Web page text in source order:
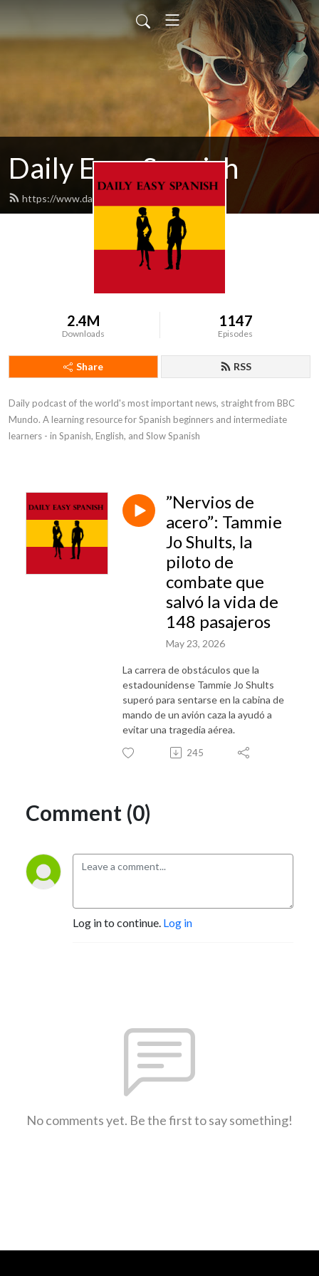
Daily Easy Spanish
https://www.dailyeasyspanish.com/feed.xml
2.4M
Downloads
1147
Episodes
Share RSS
Daily podcast of the world's most important news, straight from BBC
Mundo. A learning resource for Spanish beginners and intermediate
learners - in Spanish, English, and Slow Spanish
”Nervios de
acero”: Tammie
Jo Shults, la
piloto de
combate que
salvó la vida de
148 pasajeros
May 23, 2026
La carrera de obstáculos que la
estadounidense Tammie Jo Shults
superó para sentarse en la cabina de
mando de un avión caza la ayudó a
evitar una tragedia aérea.
245
Comment (0)
Log in to continue. Log in
No comments yet. Be the first to say something!